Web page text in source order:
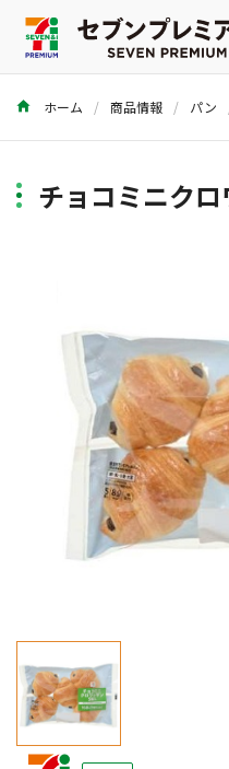
商品を探す
ホーム 商品情報 パン
チョコミニク